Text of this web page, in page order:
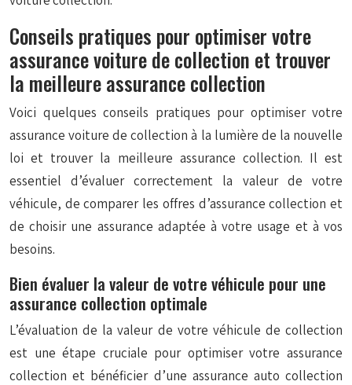
Conseils pratiques pour optimiser votre
assurance voiture de collection et trouver
la meilleure assurance collection
Voici quelques conseils pratiques pour optimiser votre
assurance voiture de collection à la lumière de la nouvelle
loi et trouver la meilleure assurance collection. Il est
essentiel d’évaluer correctement la valeur de votre
véhicule, de comparer les offres d’assurance collection et
de choisir une assurance adaptée à votre usage et à vos
besoins.
Bien évaluer la valeur de votre véhicule pour une
assurance collection optimale
L’évaluation de la valeur de votre véhicule de collection
est une étape cruciale pour optimiser votre assurance
collection et bénéficier d’une assurance auto collection